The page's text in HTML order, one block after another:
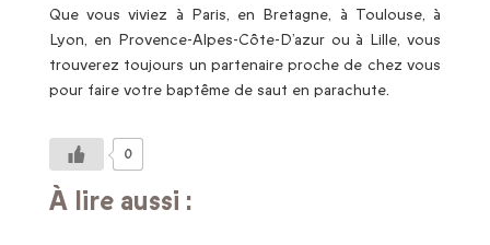
Que vous viviez à Paris, en Bretagne, à Toulouse, à
Lyon, en Provence-Alpes-Côte-D’azur ou à Lille, vous
trouverez toujours un partenaire proche de chez vous
pour faire votre baptême de saut en parachute.
0
À lire aussi :